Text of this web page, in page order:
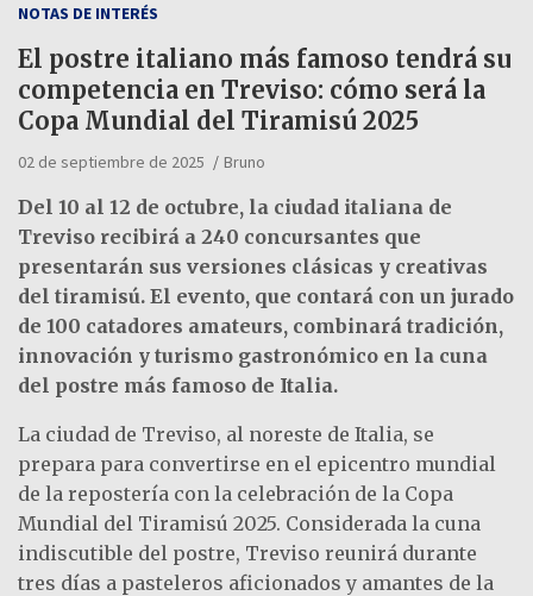
NOTAS DE INTERÉS
El postre italiano más famoso tendrá su
competencia en Treviso: cómo será la
Copa Mundial del Tiramisú 2025
02 de septiembre de 2025 Bruno
Del 10 al 12 de octubre, la ciudad italiana de
Treviso recibirá a 240 concursantes que
presentarán sus versiones clásicas y creativas
del tiramisú. El evento, que contará con un jurado
de 100 catadores amateurs, combinará tradición,
innovación y turismo gastronómico en la cuna
del postre más famoso de Italia.
La ciudad de Treviso, al noreste de Italia, se
prepara para convertirse en el epicentro mundial
de la repostería con la celebración de la Copa
Mundial del Tiramisú 2025. Considerada la cuna
indiscutible del postre, Treviso reunirá durante
tres días a pasteleros aficionados y amantes de la